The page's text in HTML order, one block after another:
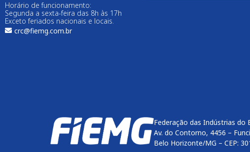
Horário de funcionamento:
Segunda a sexta-feira das 8h às 17h
Exceto feriados nacionais e locais.
crc@fiemg.com.br
Federação das Indústrias do
Av. do Contorno, 4456 –
Belo Horizonte/MG – CEP:
btn-04